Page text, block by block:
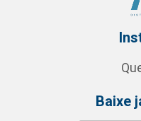
Baixe